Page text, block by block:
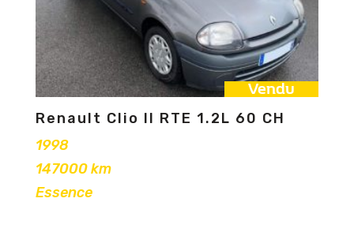
Vendu
Renault Clio II RTE 1.2L 60 CH
1998
147000 km
Essence